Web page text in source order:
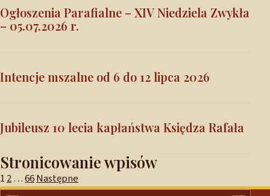
Ogłoszenia Parafialne – XIV Niedziela Zwykła
– 05.07.2026 r.
Intencje mszalne od 6 do 12 lipca 2026
Jubileusz 10 lecia kapłaństwa Księdza Rafała
Stronicowanie wpisów
12…66Następne